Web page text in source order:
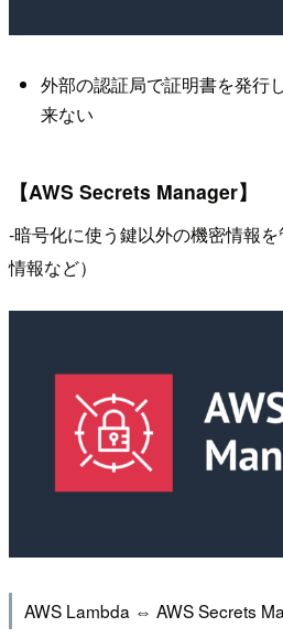
外部の認証局で証明書を発行
来ない
【AWS Secrets Manager】
-暗号化に使う鍵以外の機密情報
情報など）
AWS Lambda ⇔ AWS Secrets